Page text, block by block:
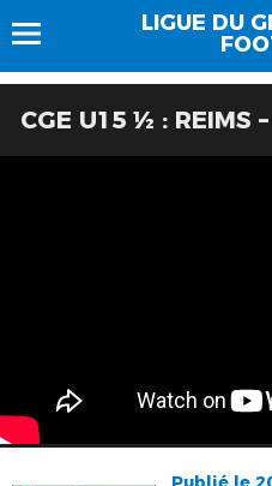
LIGUE DU
CGE U15 ½ : REIMS